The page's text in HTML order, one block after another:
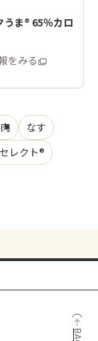
うま® 65％カロ
をみる
なす
レクト®